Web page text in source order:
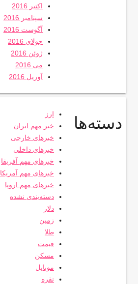
اکتبر 2016
سپتامبر 2016
آگوست 2016
جولای 2016
ژوئن 2016
می 2016
آوریل 2016
دسته‌ها
ارز
خبر مهم ایران
خبرهای خارجی
خبرهای داخلی
خبرهای مهم آفریقا
خبرهای مهم آمریکا
خبرهای مهم اروپا
دسته‌بندی نشده
دلار
زمین
طلا
قیمت
مسکن
موبایل
نقره